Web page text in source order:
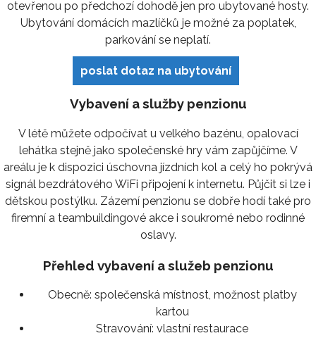
otevřenou po předchozí dohodě jen pro ubytované hosty.
Ubytování domácích mazlíčků je možné za poplatek,
parkování se neplatí.
poslat dotaz na ubytování
Vybavení a služby penzionu
V létě můžete odpočívat u velkého bazénu, opalovací
lehátka stejně jako společenské hry vám zapůjčíme. V
areálu je k dispozici úschovna jízdních kol a celý ho pokrývá
signál bezdrátového WiFi připojení k internetu. Půjčit si lze i
dětskou postýlku. Zázemí penzionu se dobře hodí také pro
firemní a teambuildingové akce i soukromé nebo rodinné
oslavy.
Přehled vybavení a služeb penzionu
Obecně: společenská místnost, možnost platby
kartou
Stravování: vlastní restaurace